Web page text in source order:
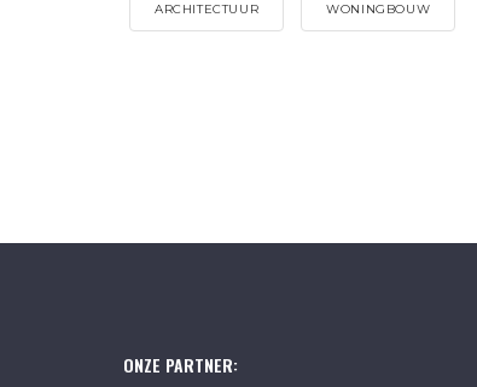
ARCHITECTUUR WONINGBOUW
ONZE PARTNER: